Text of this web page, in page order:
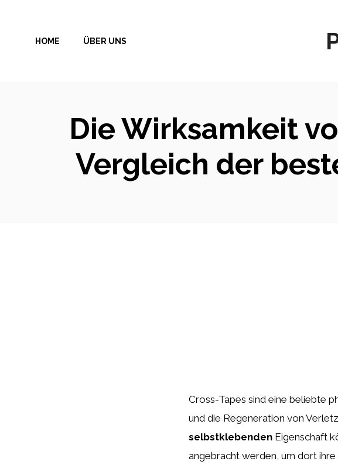
springenHOME ÜBER UNS
Die Wirksamkeit
Vergleich der
Cross-Tapes sind eine beliebte
und die Regeneration von
selbstklebenden Eigenschaft
angebracht werden, um dort ihre